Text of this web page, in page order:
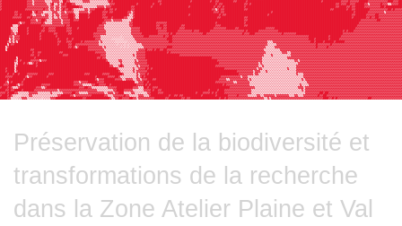
Tools
Seminar
Jobs
Team
Préservation de la biodiversité et
transformations de la recherche
dans la Zone Atelier Plaine et Val